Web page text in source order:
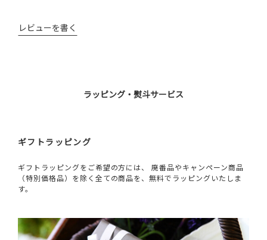
レビューを書く
ラッピング・熨斗サービス
ギフトラッピング
ギフトラッピングをご希望の方には、 廃番品やキャンペーン商品
（特別価格品）を除く全ての商品を、無料でラッピングいたしま
す。